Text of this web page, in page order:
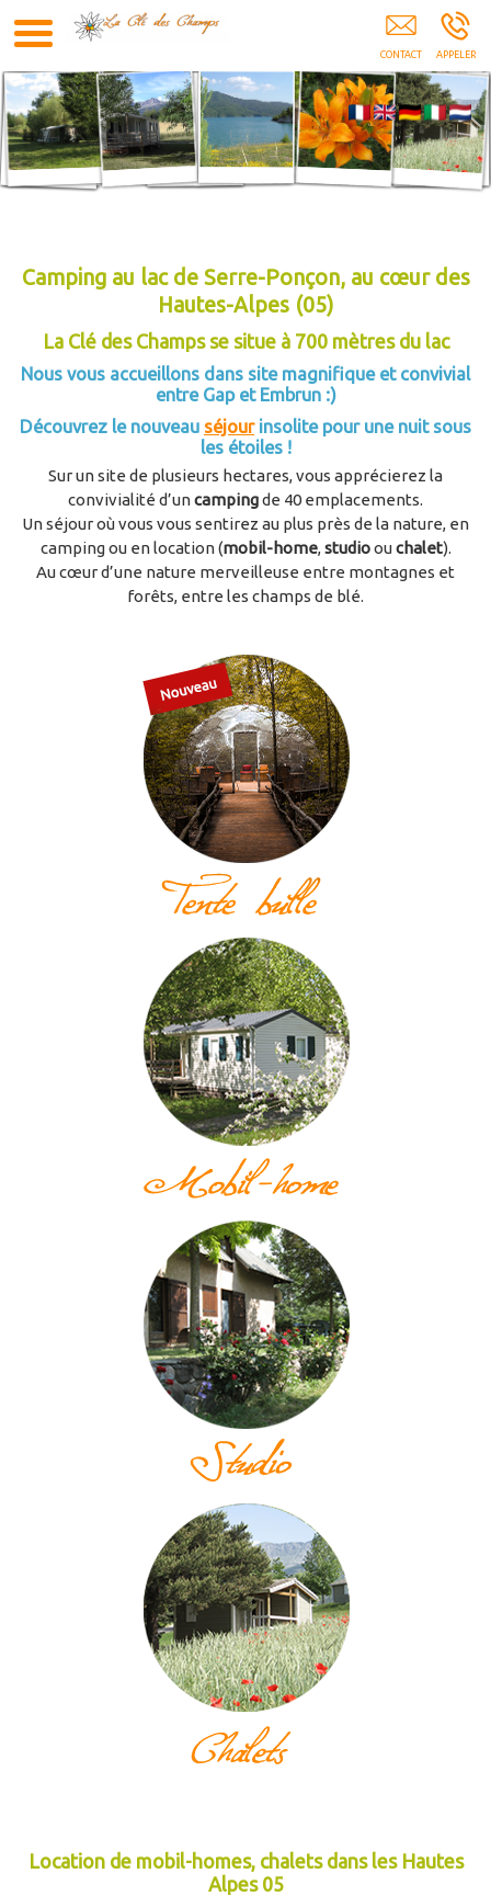
Camping Caravanes Campings Location Chalet
Mobil Home Serre-Ponçon Chorges Gap Savines-
Le-Lac Embrun Hautes-Alpes 05
Camping au lac de Serre-Ponçon, au cœur des
Hautes-Alpes (05)
La Clé des Champs se situe à 700 mètres du lac
Nous vous accueillons dans site magnifique et convivial
entre Gap et Embrun :)
Découvrez le nouveau séjourinsolite pour une nuit sous
les étoiles !
Sur un site de plusieurs hectares, vous apprécierez la
convivialité d’uncampingde 40 emplacements.
Un séjour où vous vous sentirez au plus près de la nature, en
camping ou en location (mobil-home,studioouchalet).
Au cœur d’une nature merveilleuse entre montagnes et
forêts, entre les champs de blé.
Location de mobil-homes, chalets dans les Hautes
Alpes 05